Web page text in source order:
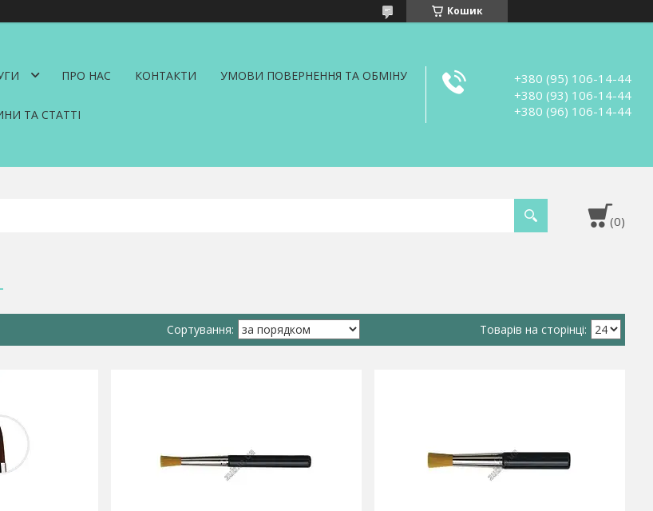
Кошик
ПРО НАС КОНТАКТИ УМОВИ ПОВЕРНЕННЯ ТА ОБМІНУ
ТА СТАТТІ
+380 (95) 106-14-44
+380 (93) 106-14-44
+380 (96) 106-14-44